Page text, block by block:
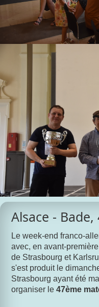
Alsace -
Le week-end franco-
avec, en avant-
de Strasbourg et
s'est produit le
Strasbourg ayant été
organiser le 47ème